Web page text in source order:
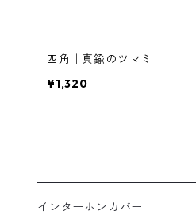
四角｜真鍮のツマミ
¥1,320
インターホンカバー